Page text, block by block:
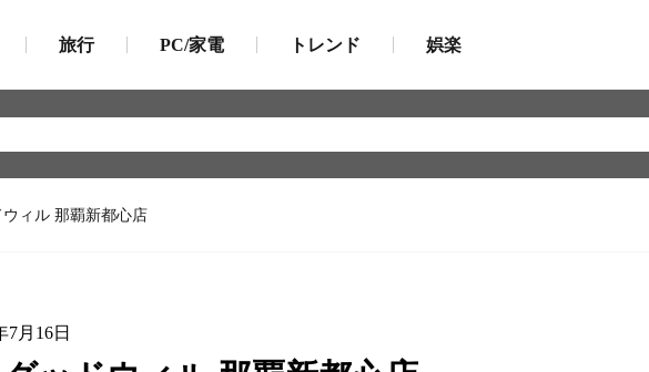
旅行 PC/家電 トレンド 娯楽
ィル 那覇新都心店
7月16日